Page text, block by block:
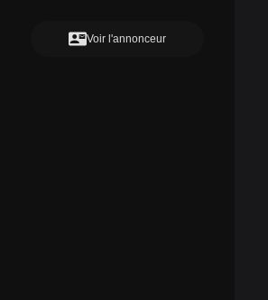
contact_mailVoir l'annonceur